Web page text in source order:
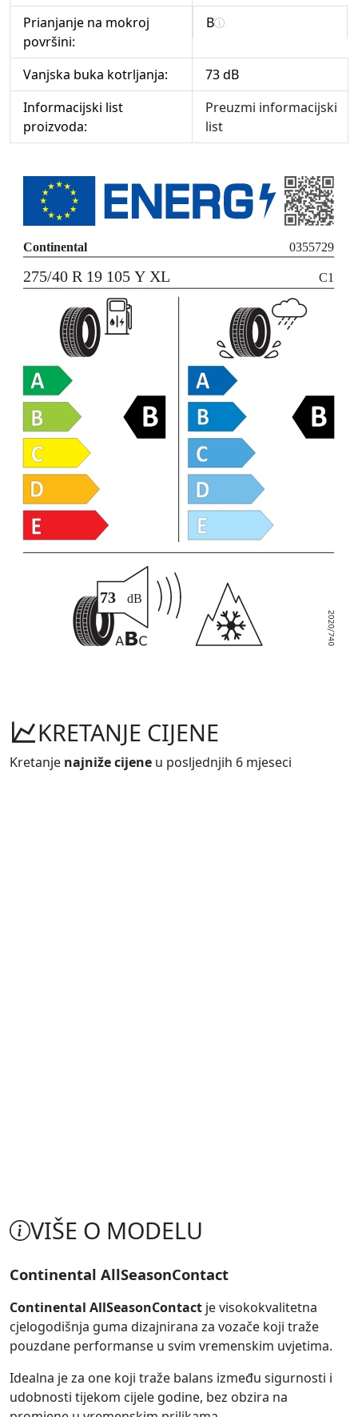
Prianjanje na mokroj
površini:
B
Vanjska buka kotrljanja:
73 dB
Informacijski list
proizvoda:
Preuzmi informacijski
list
KRETANJE CIJENE
Kretanje najniže cijene u posljednjih 6 mjeseci
VIŠE O MODELU
Continental AllSeasonContact
Continental AllSeasonContact je visokokvalitetna
cjelogodišnja guma dizajnirana za vozače koji traže
pouzdane performanse u svim vremenskim uvjetima.
Idealna je za one koji traže balans između sigurnosti i
udobnosti tijekom cijele godine, bez obzira na